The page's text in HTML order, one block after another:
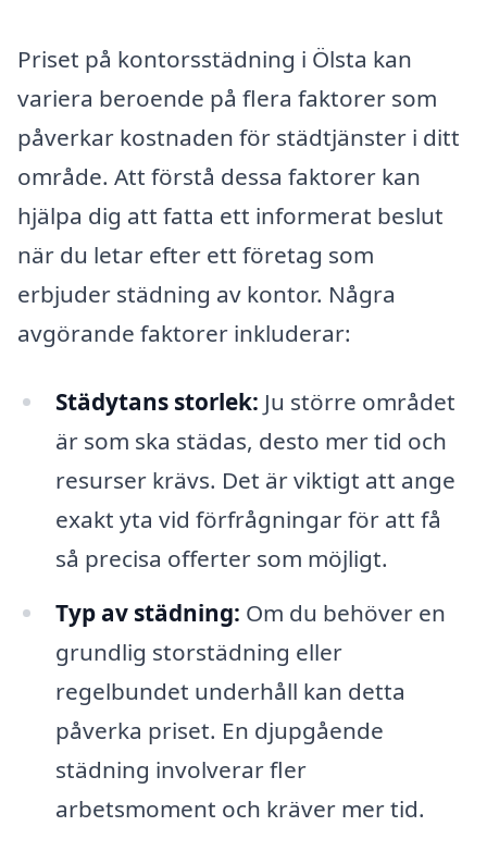
Priset på kontorsstädning i Ölsta kan
variera beroende på flera faktorer som
påverkar kostnaden för städtjänster i ditt
område. Att förstå dessa faktorer kan
hjälpa dig att fatta ett informerat beslut
när du letar efter ett företag som
erbjuder städning av kontor. Några
avgörande faktorer inkluderar:
Städytans storlek: Ju större området
är som ska städas, desto mer tid och
resurser krävs. Det är viktigt att ange
exakt yta vid förfrågningar för att få
så precisa offerter som möjligt.
Typ av städning: Om du behöver en
grundlig storstädning eller
regelbundet underhåll kan detta
påverka priset. En djupgående
städning involverar fler
arbetsmoment och kräver mer tid.